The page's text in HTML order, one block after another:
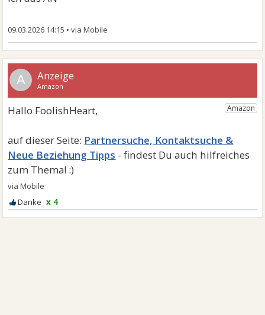
09.03.2026 14:15 •
A
Partnersuche, Kontaktsuche &
Neue Beziehung Tipps
x 4